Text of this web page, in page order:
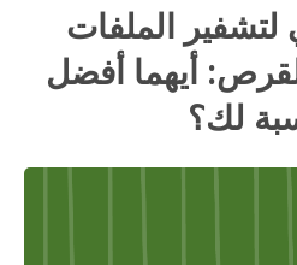
لتشفير الملفات
أيهما أفضل
لك؟